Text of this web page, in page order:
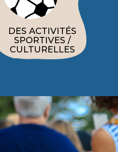
DES ACTIVITÉS
SPORTIVES /
CULTURELLES